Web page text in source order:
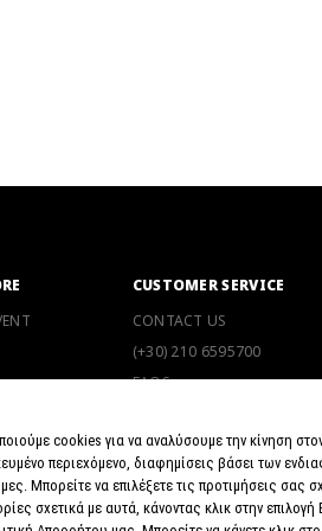
CUSTOMER SERVICE
CONTACT US
(+30) 210 6595700
FAQS
RETURN POLICY
5 REASONS TO SHOP
cookies για να αναλύσουμε την κίνηση
περιεχόμενο, διαφημίσεις βάσει των
Μπορείτε να επιλέξετε τις προτιμήσεις σας
σχετικά με αυτά, κάνοντας κλικ στην